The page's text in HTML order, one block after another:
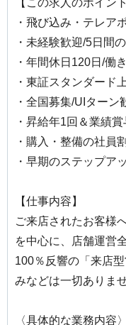
【この求人のポイン
・飛び込み・テレア
・未経験歓迎/5日間
・年間休日120日/働
・東証スタンダード
・全国募集/UIターン
・昇給年1回＆業績賞
・購入・整備の社員
・早期のステップア
【仕事内容】
ご来店されたお客様
を中心に、店舗運営
100％反響の「来店
みなどは一切ありませ
〈具体的な業務内容〉